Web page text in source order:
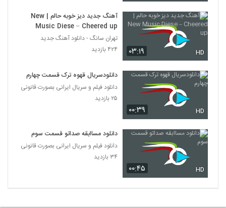
۰۳:۱۹ HD
آهنگ جدید دیز خوبه حالم | New
Music Diese – Cheered up
تهران سانگ - دانلود آهنگ جدید
۴۲۴ بازدید
۰۰:۳۹ HD
دانلودسریال قهوه ترک قسمت چهارم
دانلود فیلم و سریال ایرانی بصورت قانونی
۲۵ بازدید
۰۰:۴۵ HD
دانلود مساابقه صداتو قسمت سوم
دانلود فیلم و سریال ایرانی بصورت قانونی
۳۴ بازدید